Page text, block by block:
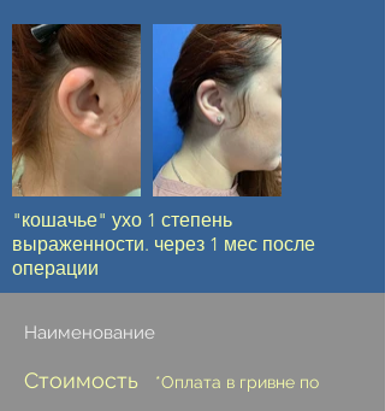
"кошачье" ухо 1 степень
выраженности. через 1 мес после
операции
Наименование
Стоимость *Оплата в гривне по